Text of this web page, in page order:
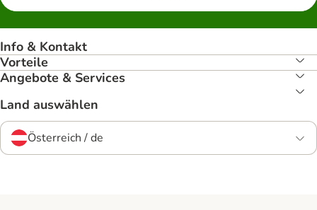
Info & Kontakt
Vorteile
Angebote & Services
Land auswählen
Österreich / de